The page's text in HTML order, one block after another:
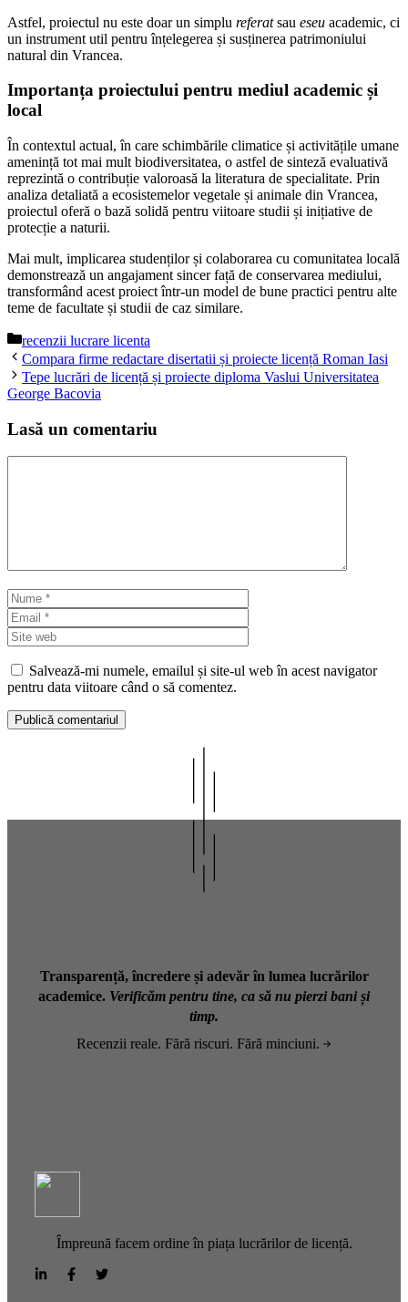
Astfel, proiectul nu este doar un simplu referatsau eseu academic, ci
un instrument util pentru înțelegerea și susținerea patrimoniului
natural din Vrancea.
Importanța proiectului pentru mediul academic și
local
În contextul actual, în care schimbările climatice și activitățile umane
amenință tot mai mult biodiversitatea, o astfel de sinteză evaluativă
reprezintă o contribuție valoroasă la literatura de specialitate. Prin
analiza detaliată a ecosistemelor vegetale și animale din Vrancea,
proiectul oferă o bază solidă pentru viitoare studii și inițiative de
protecție a naturii.
Mai mult, implicarea studenților și colaborarea cu comunitatea locală
demonstrează un angajament sincer față de conservarea mediului,
transformând acest proiect într-un model de bune practici pentru alte
teme de facultate și studii de caz similare.
Categorii
recenzii lucrare licenta
Compara firme redactare disertatii și proiecte licență Roman Iasi
Tepe lucrări de licență și proiecte diploma Vaslui Universitatea
George Bacovia
Lasă un comentariu
Nume
web
Salvează-mi numele, emailul și site-ul web în acest navigator
pentru data viitoare când o să comentez.
Transparență, încredere și adevăr în lumea lucrărilor
academice. Verificăm pentru tine, ca să nu pierzi bani și
timp.
Recenzii reale. Fără riscuri. Fără minciuni.
Împreună facem ordine în piața lucrărilor de licență.